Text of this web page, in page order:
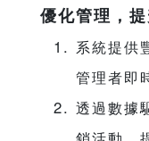
優化管理，提
系統提供
管理者即
透過數據